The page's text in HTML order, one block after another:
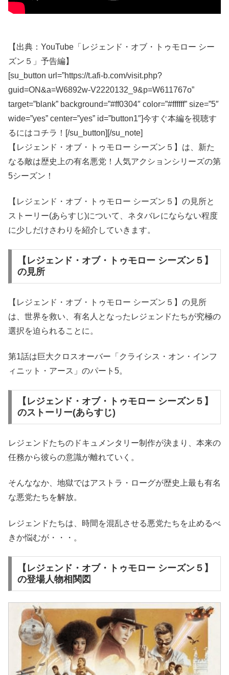
【出典：YouTube「レジェンド・オブ・トゥモロー シー
ズン５」予告編】
[su_button url=”https://t.afi-b.com/visit.php?
guid=ON&a=W6892w-V2220132_9&p=W611767o”
target=”blank” background=”#ff0304″ color=”#ffffff” size=”5″
wide=”yes” center=”yes” id=”button1″]今すぐ本編を視聴す
るにはコチラ！[/su_button][/su_note]
【レジェンド・オブ・トゥモロー シーズン５】は、新た
なる敵は歴史上の有名悪党！人気アクションシリーズの第
5シーズン！
【レジェンド・オブ・トゥモロー シーズン５】の見所と
ストーリー(あらすじ)について、ネタバレにならない程度
に少しだけさわりを紹介していきます。
【レジェンド・オブ・トゥモロー シーズン５】
の見所
【レジェンド・オブ・トゥモロー シーズン５】の見所
は、世界を救い、有名人となったレジェンドたちが究極の
選択を迫られることに。
第1話は巨大クロスオーバー「クライシス・オン・インフ
ィニット・アース」のパート5。
【レジェンド・オブ・トゥモロー シーズン５】
のストーリー(あらすじ)
レジェンドたちのドキュメンタリー制作が決まり、本来の
任務から彼らの意識が離れていく。
そんななか、地獄ではアストラ・ローグが歴史上最も有名
な悪党たちを解放。
レジェンドたちは、時間を混乱させる悪党たちを止めるべ
きか悩むが・・・。
【レジェンド・オブ・トゥモロー シーズン５】
の登場人物相関図